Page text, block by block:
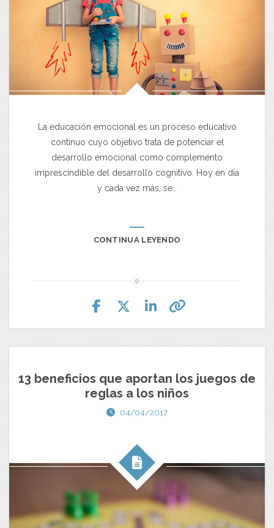
La educación emocional es un proceso educativo
continuo cuyo objetivo trata de potenciar el
desarrollo emocional como complemento
imprescindible del desarrollo cognitivo. Hoy en día
y cada vez más, se…
CONTINUA LEYENDO
13 beneficios que aportan los juegos de
reglas a los niños
04/04/2017